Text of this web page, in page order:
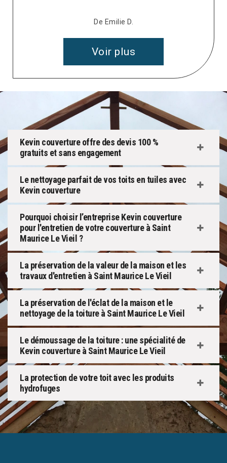
De Emilie D.
Voir plus
Kevin couverture offre des devis 100 %
gratuits et sans engagement
Le nettoyage parfait de vos toits en tuiles avec
Kevin couverture
Pourquoi choisir l’entreprise Kevin couverture
pour l'entretien de votre couverture à Saint
Maurice Le Vieil ?
La préservation de la valeur de la maison et les
travaux d'entretien à Saint Maurice Le Vieil
La préservation de l'éclat de la maison et le
nettoyage de la toiture à Saint Maurice Le Vieil
Le démoussage de la toiture : une spécialité de
Kevin couverture à Saint Maurice Le Vieil
La protection de votre toit avec les produits
hydrofuges